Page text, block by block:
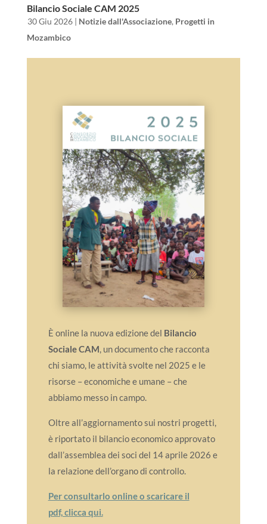
Bilancio Sociale CAM 2025
30 Giu 2026| Notizie dall'Associazione, Progetti in
Mozambico
È online la nuova edizione del Bilancio
Sociale CAM, un documento che racconta
chi siamo, le attività svolte nel 2025 e le
risorse – economiche e umane – che
abbiamo messo in campo.
Oltre all’aggiornamento sui nostri progetti,
è riportato il bilancio economico approvato
dall’assemblea dei soci del 14 aprile 2026 e
la relazione dell’organo di controllo.
Per consultarlo online o scaricare il
pdf, clicca qui.